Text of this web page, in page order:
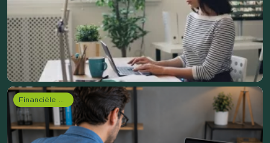
Financiële dienstverlening